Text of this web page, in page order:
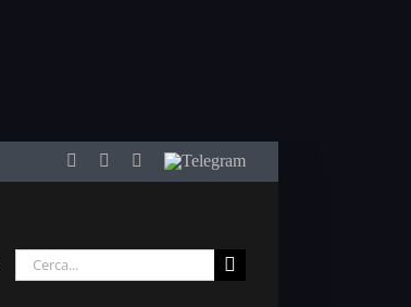
Facebook
TwitterYouTube
Telegram
Cerca